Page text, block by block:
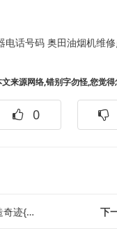
电话号码 奥田油烟机维修
文来源网络,错别字勿怪,您觉
0
修 打... 下